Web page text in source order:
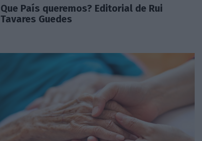
Que País queremos? Editorial de Rui
Tavares Guedes